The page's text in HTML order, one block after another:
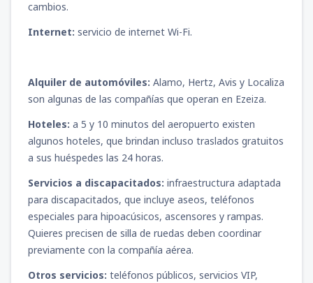
cambios.
Internet: servicio de internet Wi-Fi.
Alquiler de automóviles: Alamo, Hertz, Avis y Localiza
son algunas de las compañías que operan en Ezeiza.
Hoteles: a 5 y 10 minutos del aeropuerto existen
algunos hoteles, que brindan incluso traslados gratuitos
a sus huéspedes las 24 horas.
Servicios a discapacitados: infraestructura adaptada
para discapacitados, que incluye aseos, teléfonos
especiales para hipoacúsicos, ascensores y rampas.
Quieres precisen de silla de ruedas deben coordinar
previamente con la compañía aérea.
Otros servicios: teléfonos públicos, servicios VIP,